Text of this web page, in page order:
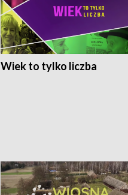
Wiek to tylko liczba